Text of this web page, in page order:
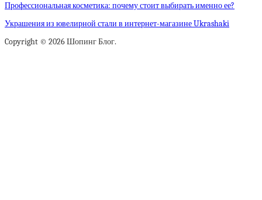
Профессиональная косметика: почему стоит выбирать именно ее?
Украшения из ювелирной стали в интернет-магазине Ukrashaki
Copyright © 2026 Шопинг Блог.